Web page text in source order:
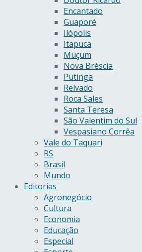
Encantado
Guaporé
Ilópolis
Itapuca
Muçum
Nova Bréscia
Putinga
Relvado
Roca Sales
Santa Teresa
São Valentim do Sul
Vespasiano Corrêa
Vale do Taquari
RS
Brasil
Mundo
Editorias
Agronegócio
Cultura
Economia
Educação
Especial